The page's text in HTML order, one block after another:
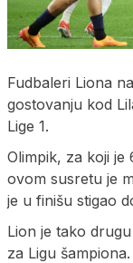
Fudbaleri Liona
gostovanju kod
Lige 1.
Olimpik, za koji je
ovom susretu je
je u finišu stigao
Lion je tako
za Ligu